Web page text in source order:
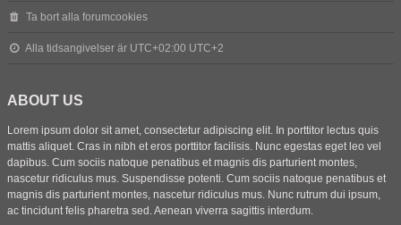
Ta bort alla forumcookies
Alla tidsangivelser är UTC+02:00 UTC+2
ABOUT US
Lorem ipsum dolor sit amet, consectetur adipiscing elit. In porttitor lectus quis
mattis aliquet. Cras in nibh et eros porttitor facilisis. Nunc egestas eget leo vel
dapibus. Cum sociis natoque penatibus et magnis dis parturient montes,
nascetur ridiculus mus. Suspendisse potenti. Cum sociis natoque penatibus et
magnis dis parturient montes, nascetur ridiculus mus. Nunc rutrum dui ipsum,
ac tincidunt felis pharetra sed. Aenean viverra sagittis interdum.